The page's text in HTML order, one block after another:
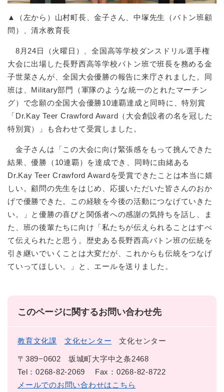
▲（左から）山村町長、金子さん、中塚先生（バトン班顧
問）、清水教育長
8月24日（火曜日）、全国高等学校ダンスドリル選手権
大会に出場した長野西高等学校バトン班で班長を務める金
子世菜さんが、全国大会優勝の報告に来庁されました。同
班は、Military部門（軍隊のような統一のとれたマーチン
グ）で念願の全国大会優勝10連覇達成と同時に、特別賞
「Dr.Kay Teer Crawford Award（大会創設者の名を冠した
特別賞）」も合わせて受賞しました。
金子さんは「この大会に向け緊張感をもって挑んできた
結果、優勝（10連覇）を達成でき、同時に由緒ある
Dr.Kay Teer Crawford Awardを受賞できたことは本当に嬉
しい。顧問の先生をはじめ、応援いただいた皆さんのおか
げで優勝できた。この経験を今後の活動につなげていきた
い。」と優勝の喜びと関係者への感謝の気持ちを話し、ま
た、班の後輩たちに向け「私たちが伝えられることはすべ
て伝えられたと思う。歴史ある長野西高バトン班の伝統を
引き継いでいくことは大変だが、これからも伝統をつなげ
ていってほしい。」と、エールを送りました。
このページに関するお問い合わせ先
教育文化課 文化センター 文化センター
〒389−0602
坂城町大字中之条2468
Tel：0268-82-2069
Fax：0268-82-8722
メールでのお問い合わせはこちら